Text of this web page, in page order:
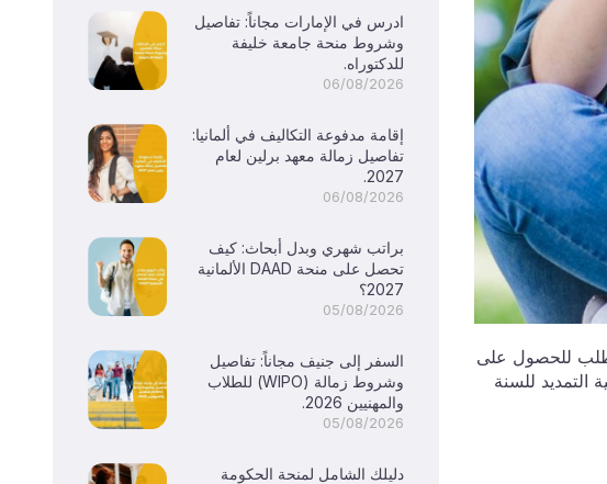
بطلب للحصول على
للسنة
ادرس في الإمارات مجاناً: تفاصيل
وشروط منحة جامعة خليفة
للدكتوراه.
06/08/2026
إقامة مدفوعة التكاليف في ألمانيا:
تفاصيل زمالة معهد برلين لعام
2027.
06/08/2026
براتب شهري وبدل أبحاث: كيف
تحصل على منحة DAAD الألمانية
2027؟
05/08/2026
السفر إلى جنيف مجاناً: تفاصيل
وشروط زمالة (WIPO) للطلاب
والمهنيين 2026.
05/08/2026
دليلك الشامل لمنحة الحكومة